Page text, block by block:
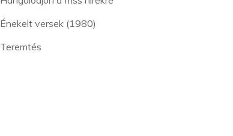
Énekelt versek (1980)
Teremtés